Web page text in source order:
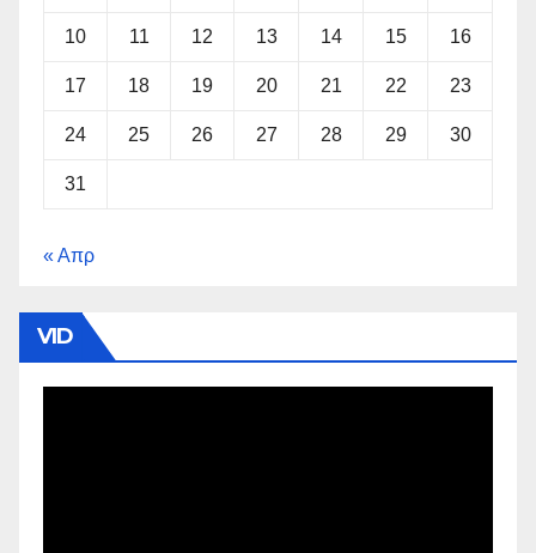
10 11 12 13 14 15 16
17 18 19 20 21 22 23
24 25 26 27 28 29 30
31
« Απρ
VID